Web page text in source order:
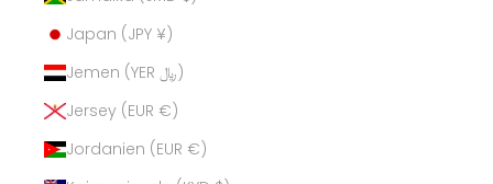
Japan (JPY ¥)
Jemen (YER ﷼)
Jersey (EUR €)
Jordanien (EUR €)